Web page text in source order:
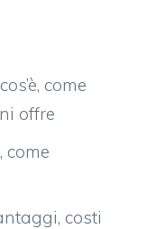
come
offre
come
costi